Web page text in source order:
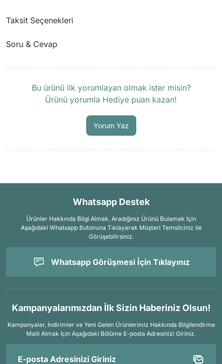
Taksit Seçenekleri
Soru & Cevap
Bu ürünü ilk yorumlayan olmak ister misin?
Ürünü yorumla Hediye puan kazan!
Yorum Yaz
Whatsapp Destek
Ürünler Hakkında Bilgi Almak, Aradığınız Ürünü Bulamak İçin
Aşağıdaki Whatsapp Butonuna Tıklayarak Müşteri Temsilciniz ile
Görüşebilirsiniz.
Whatsapp Görüşmesi İçin Tıklayınız
Kampanyalarımızdan İlk Sizin Haberiniz Olsun!
Kampanyalar, İndirimler ve Yeni Gelen Ürünlerimiz Hakkında Bilgilendirme
Maili Almak İçin Aşağıdaki Bölüme E-posta Adresinizi Giriniz.